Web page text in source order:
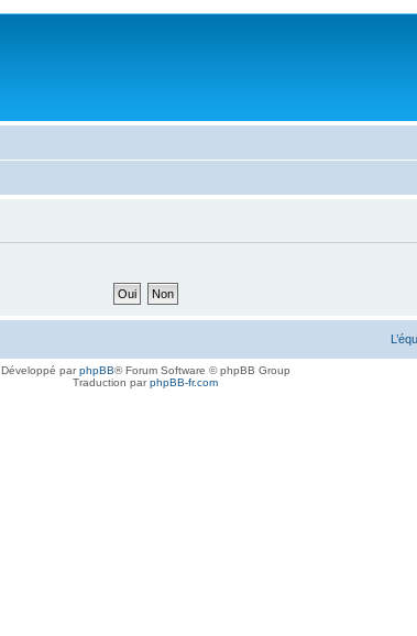
Développé parphpBB® Forum Software © phpBB Group
Traduction parphpBB-fr.com